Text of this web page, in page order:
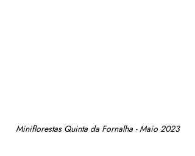
Miniflorestas Quinta da Fornalha - Maio 2023